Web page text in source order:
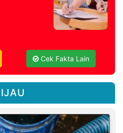
Cek Fakta Lain